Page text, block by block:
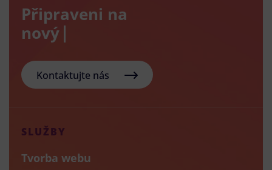
Připraveni na
nový e-sho
Kontaktujte nás
SLUŽBY
Tvorba webu